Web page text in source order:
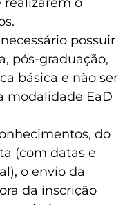
nas
o
possuir
pós-graduação,
básica e não ser
EaD
do
(com datas e
o envio da